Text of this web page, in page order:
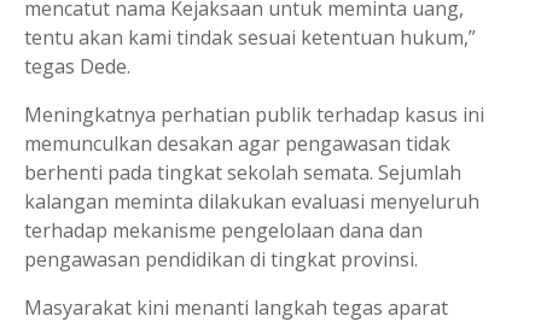
mencatut nama Kejaksaan untuk meminta uang,
tentu akan kami tindak sesuai ketentuan hukum,”
tegas Dede.
Meningkatnya perhatian publik terhadap kasus ini
memunculkan desakan agar pengawasan tidak
berhenti pada tingkat sekolah semata. Sejumlah
kalangan meminta dilakukan evaluasi menyeluruh
terhadap mekanisme pengelolaan dana dan
pengawasan pendidikan di tingkat provinsi.
Masyarakat kini menanti langkah tegas aparat